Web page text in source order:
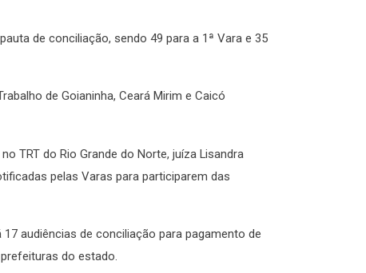
de conciliação, sendo 49 para a 1ª Vara e 35
de Goianinha, Ceará Mirim e Caicó
TRT do Rio Grande do Norte, juíza Lisandra
pelas Varas para participarem das
audiências de conciliação para pagamento de
do estado.